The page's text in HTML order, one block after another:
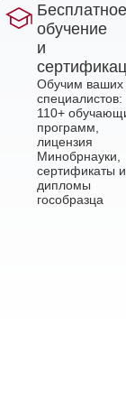
Бесплатное
обучение
и
Обучим ваших
специалистов:
110+
программ,
лицензия
Минобрнауки,
сертификаты и
дипломы
гособразца